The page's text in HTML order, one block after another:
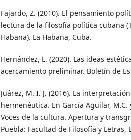
Fajardo, Z. (2010). El pensamiento
lectura de la filosofía política cubana
Habana). La Habana, Cuba.
Hernández, L. (2020). Las ideas
acercamiento preliminar. Boletín de
Juárez, M. I. J. (2016). La
hermenéutica. En García Aguilar,
Voces de la cultura. Apertura y
Puebla: Facultad de Filosofía y